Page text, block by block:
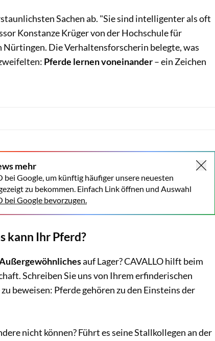
Sachen ab. "Sie sind intelligenter als oft
Konstanze Krüger von der Hochschule für
Die Verhaltensforscherin belegte, was
Pferde lernen voneinander– ein Zeichen
mehr
bei Google, um künftig häufiger unsere neuesten
zu bekommen. Einfach Link öffnen und Auswahl
bei Google bevorzugen.
kann Ihr Pferd?
auf Lager? CAVALLO hilft beim
Schreiben Sie uns von Ihrem erfinderischen
beweisen: Pferde gehören zu den Einsteins der
nicht können? Führt es seine Stallkollegen an der